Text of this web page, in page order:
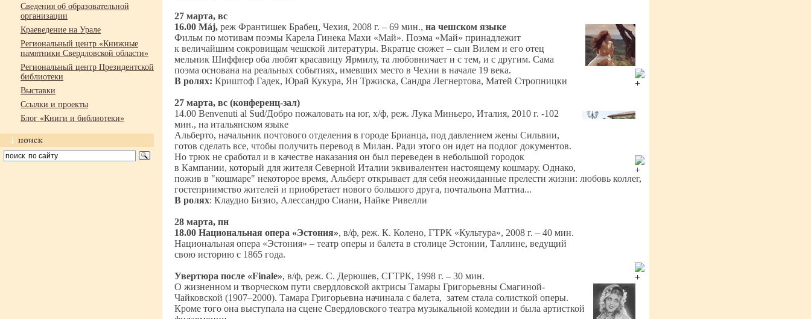
Сведения об образовательной
организации
Краеведение на Урале
Региональный центр «Книжные
памятники Свердловской области»
Региональный центр Президентской
библиотеки
Выставки
Ссылки и проекты
Блог «Книги и библиотеки»
27 марта, вс
16.00 Máj, реж Франтишек Брабец, Чехия, 2008 г. – 69 мин., на чешском языке
Фильм по мотивам поэмы Карела Гинека Махи «Май». Поэма «Май» принадлежит
к величайшим сокровищам чешской литературы. Вкратце сюжет – сын Вилем и его отец
мельник Шиффнер оба любят красавицу Ярмилу, та любовничает и с тем, и с другим. Сама
поэма основана на реальных событиях, имевших место в Чехии в начале 19 века.
В ролях: Криштоф Гадек, Юрай Кукура, Ян Тржиска, Сандра Легнертова, Матей Стропницки
27 марта, вс (конференц-зал)
14.00 Benvenuti al Sud/Добро пожаловать на юг, х/ф, реж. Лука Миньеро, Италия, 2010 г. -102
мин., на итальянском языке
Альберто, начальник почтового отделения в городе Брианца, под давлением жены Сильвии,
готов сделать все, чтобы получить перевод в Милан. Ради этого он идет на подлог документов.
Но трюк не сработал и в качестве наказания он был переведен в небольшой городок
в Кампании, который для жителя Северной Италии эквивалентен настоящему кошмару. Однако,
пожив в "кошмаре" некоторое время, Альберт открывает для себя неожиданные прелести жизни: любовь коллег,
гостеприимство жителей и приобретает нового большого друга, почтальона Маттиа...
В ролях: Клаудио Бизио, Алессандро Сиани, Найке Ривелли
28 марта, пн
18.00 Национальная опера «Эстония», в/ф, реж. К. Колено, ГТРК «Культура», 2008 г. – 40 мин.
Национальная опера «Эстония» – театр оперы и балета в столице Эстонии, Таллине, ведущий
свою историю с 1865 года.
Увертюра после «Finale», в/ф, реж. С. Дерюшев, СГТРК, 1998 г. – 30 мин.
О жизненном и творческом пути свердловской актрисы Тамары Григорьевны Смагиной-
Чайковской (1907–2000). Тамара Григорьевна начинала с балета, затем стала солисткой оперы.
Кроме того она выступала на сцене Свердловского театра музыкальной комедии и была артисткой